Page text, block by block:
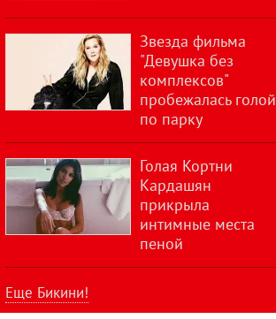
Звезда фильма
"Девушка без
комплексов"
пробежалась голой
по парку
Голая Кортни
Кардашян
прикрыла
интимные места
пеной
Еще Бикини!